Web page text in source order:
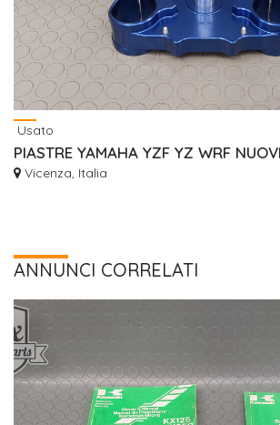
Usato
Vicenza, Italia
ANNUNCI CORRELATI